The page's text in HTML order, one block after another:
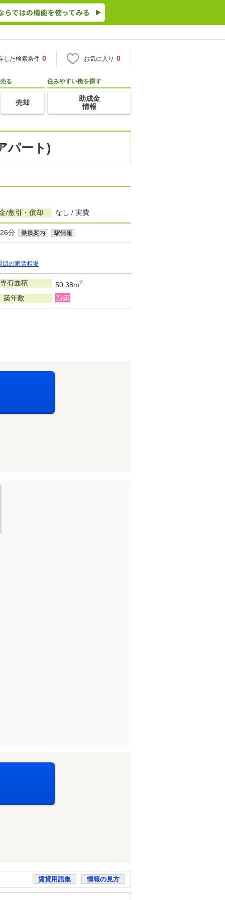
した検索条件 0 お気に入り 0
売る
売却
住みやすい街を探す
助成金
情報
パート)
/敷引・償却 なし / 実費
分 乗換案内 駅情報
辺の家賃相場
専有面積 50.38m2
築年数 新築
賃貸用語集 情報の見方